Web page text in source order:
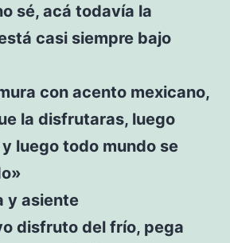
sé, acá todavía la
casi siempre bajo
con acento mexicano,
la disfrutaras, luego
luego todo mundo se
y asiente
disfruto del frío, pega